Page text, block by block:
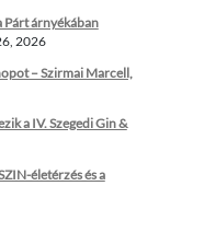
Párt árnyékában
2026
– Szirmai Marcell,
a IV. Szegedi Gin &
életérzés és a